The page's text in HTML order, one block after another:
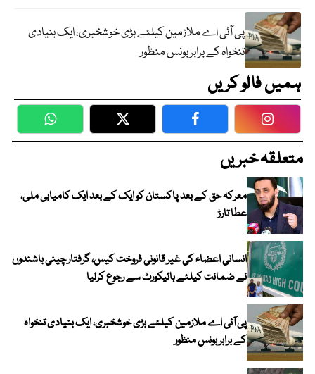
پی آئی اے ملازمین کیلئے بڑی خوشخبری، ایک بنیادی
تنخواہ کے برابر بونس منظور
ہمیں فالو کریں
WhatsApp Twitter Facebook
متعلقہ خبریں
معرکہ حق کے بعد پاکستان کو ایک کے بعد ایک کامیابی ملی،
عطا تارڑ
انسانی اعضاء کی غیر قانونی فروخت کیس، گرفتار چینی باشندوں
نے ضمانت کیلئے ہائیکورٹ سے رجوع کرلیا
پی آئی اے ملازمین کیلئے بڑی خوشخبری، ایک بنیادی تنخواہ
کے برابر بونس منظور